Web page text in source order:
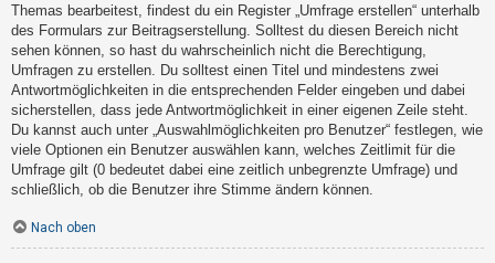
Themas bearbeitest, findest du ein Register „Umfrage erstellen“ unterhalb
des Formulars zur Beitragserstellung. Solltest du diesen Bereich nicht
sehen können, so hast du wahrscheinlich nicht die Berechtigung,
Umfragen zu erstellen. Du solltest einen Titel und mindestens zwei
Antwortmöglichkeiten in die entsprechenden Felder eingeben und dabei
sicherstellen, dass jede Antwortmöglichkeit in einer eigenen Zeile steht.
Du kannst auch unter „Auswahlmöglichkeiten pro Benutzer“ festlegen, wie
viele Optionen ein Benutzer auswählen kann, welches Zeitlimit für die
Umfrage gilt (0 bedeutet dabei eine zeitlich unbegrenzte Umfrage) und
schließlich, ob die Benutzer ihre Stimme ändern können.
Nach oben